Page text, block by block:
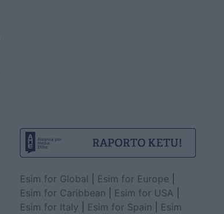
Esim for Global Esim for Europe
Esim for Caribbean
Esim for USA
Esim for Italy
Esim for Spain
Esim